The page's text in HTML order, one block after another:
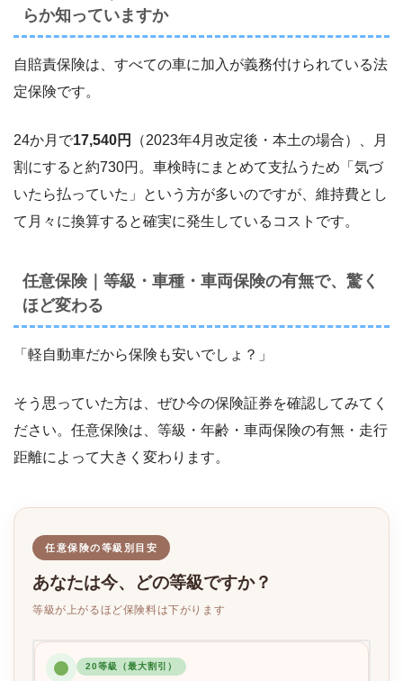
らか知っていますか
自賠責保険は、すべての車に加入が義務付けられている法
定保険です。
24か月で17,540円
（2023年4月改定後・本土の場合）、月
割にすると約730円。車検時にまとめて支払うため「気づ
いたら払っていた」という方が多いのですが、維持費とし
て月々に換算すると確実に発生しているコストです。
任意保険｜等級・車種・車両保険の有無で、驚く
ほど変わる
「軽自動車だから保険も安いでしょ？」
そう思っていた方は、ぜひ今の保険証券を確認してみてく
ださい。任意保険は、等級・年齢・車両保険の有無・走行
距離によって大きく変わります。
任意保険の等級別目安
あなたは今、どの等級ですか？
等級が上がるほど保険料は下がります
20等級（最大割引）